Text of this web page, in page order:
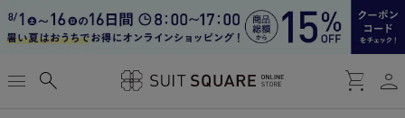
menu search shopping_cart person